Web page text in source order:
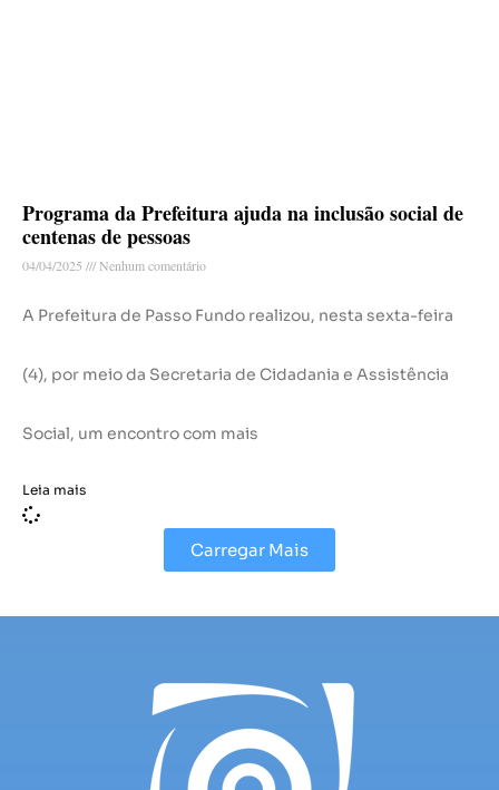
Programa da Prefeitura ajuda na inclusão social de
centenas de pessoas
04/04/2025 Nenhum comentário
A Prefeitura de Passo Fundo realizou, nesta sexta-feira
(4), por meio da Secretaria de Cidadania e Assistência
Social, um encontro com mais
Leia mais
Carregar Mais